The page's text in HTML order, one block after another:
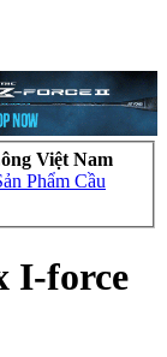
Việt Nam
Phẩm Cầu
I-force